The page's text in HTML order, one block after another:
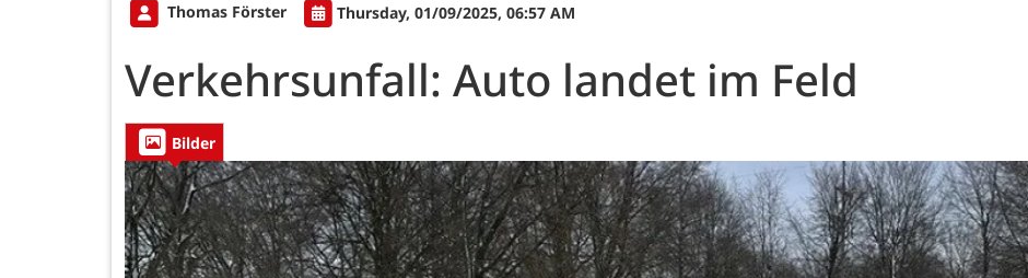
Thomas Förster Thursday, 01/09/2025, 06:57 AM
Verkehrsunfall: Auto landet im Feld
Bilder